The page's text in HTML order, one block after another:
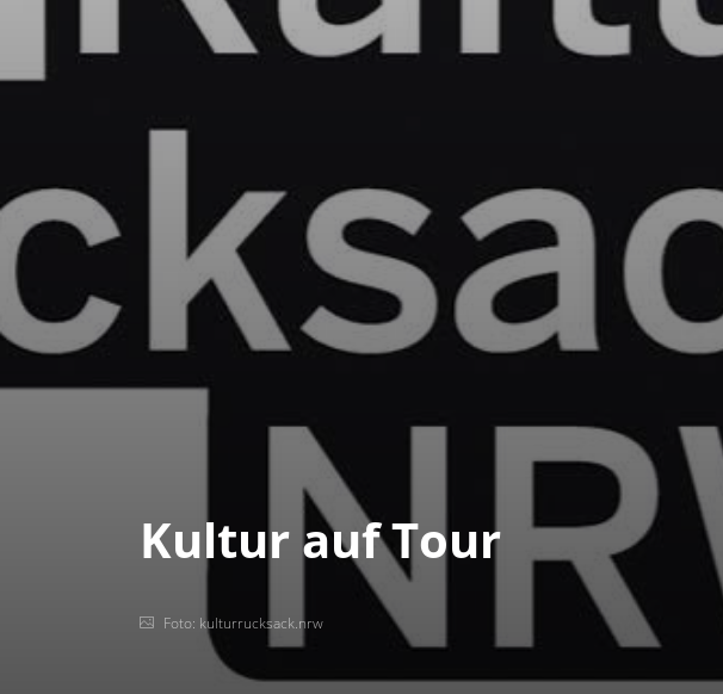
Kultur auf Tour
Foto: kulturrucksack.nrw